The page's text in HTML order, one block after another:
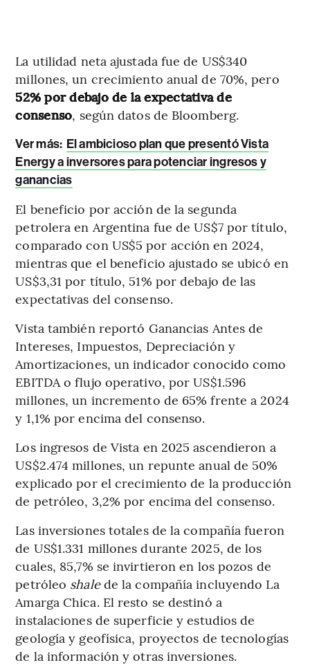
La utilidad neta ajustada fue de US$340
millones, un crecimiento anual de 70%, pero
52% por debajo de la expectativa de
consenso, según datos de Bloomberg.
Ver más: El ambicioso plan que presentó Vista
Energy a inversores para potenciar ingresos y
ganancias
El beneficio por acción de la segunda
petrolera en Argentina fue de US$7 por título,
comparado con US$5 por acción en 2024,
mientras que el beneficio ajustado se ubicó en
US$3,31 por título, 51% por debajo de las
expectativas del consenso.
Vista también reportó Ganancias Antes de
Intereses, Impuestos, Depreciación y
Amortizaciones, un indicador conocido como
EBITDA o flujo operativo, por US$1.596
millones, un incremento de 65% frente a 2024
y 1,1% por encima del consenso.
Los ingresos de Vista en 2025 ascendieron a
US$2.474 millones, un repunte anual de 50%
explicado por el crecimiento de la producción
de petróleo, 3,2% por encima del consenso.
Las inversiones totales de la compañía fueron
de US$1.331 millones durante 2025, de los
cuales, 85,7% se invirtieron en los pozos de
petróleo shalede la compañía incluyendo La
Amarga Chica. El resto se destinó a
instalaciones de superficie y estudios de
geología y geofísica, proyectos de tecnologías
de la información y otras inversiones.